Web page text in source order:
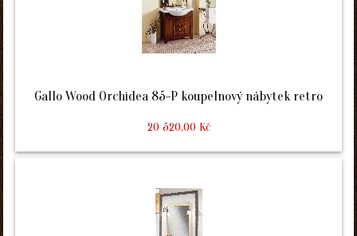
Gallo Wood Orchidea 85-P koupelnový nábytek retro
20 520,00 Kč